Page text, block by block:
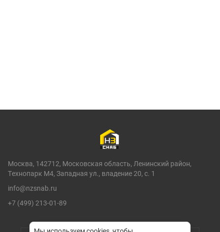
Москва, 142712, Московская область, Ленинский район,
Технопарк М4, Западная ул., владение 20, с. 1
info@nzsnab.ru
+7 (499) 213-01-89